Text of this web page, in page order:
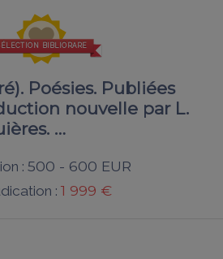
BIBLIORARE
Poésies. Publiées
nouvelle par L.
…
: 500 - 600 EUR
: 1 999 €